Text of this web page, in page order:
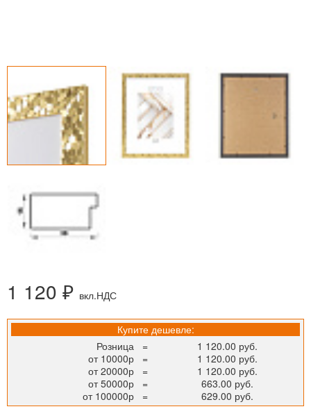
1 120 ₽ вкл.НДС
Купите дешевле:
Розница
=
1 120.00 руб.
от 10000р
=
1 120.00 руб.
от 20000р
=
1 120.00 руб.
от 50000р
=
663.00 руб.
от 100000р
= 629.00 руб.